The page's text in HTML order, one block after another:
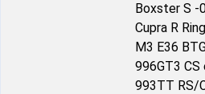
Boxster S -
Cupra R
M3 E36
996GT3 CS
993TT RS/